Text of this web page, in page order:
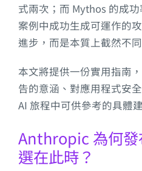
式兩次；而 Mythos 的成
案例中成功生成可運作的
進步，而是本質上截然不
本文將提供一份實用指南
告的意涵、對應用程式安
AI 旅程中可供參考的具體
Anthropic 為何發
選在此時？